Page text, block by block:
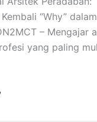
“Why” dalam
– Mengajar
yang paling